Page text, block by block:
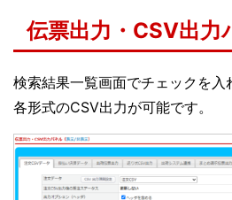
伝票出力・CSV出力
検索結果一覧画面でチェックを
各形式のCSV出力が可能です。